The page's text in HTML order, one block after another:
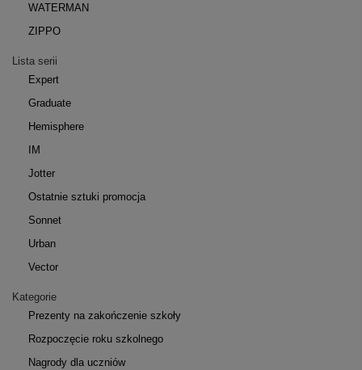
WATERMAN
ZIPPO
Lista serii
Expert
Graduate
Hemisphere
IM
Jotter
Ostatnie sztuki promocja
Sonnet
Urban
Vector
Kategorie
Prezenty na zakończenie szkoły
Rozpoczęcie roku szkolnego
Nagrody dla uczniów